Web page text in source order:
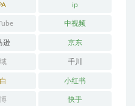
ip
中视频
逊 京东
千川
小红书
快手